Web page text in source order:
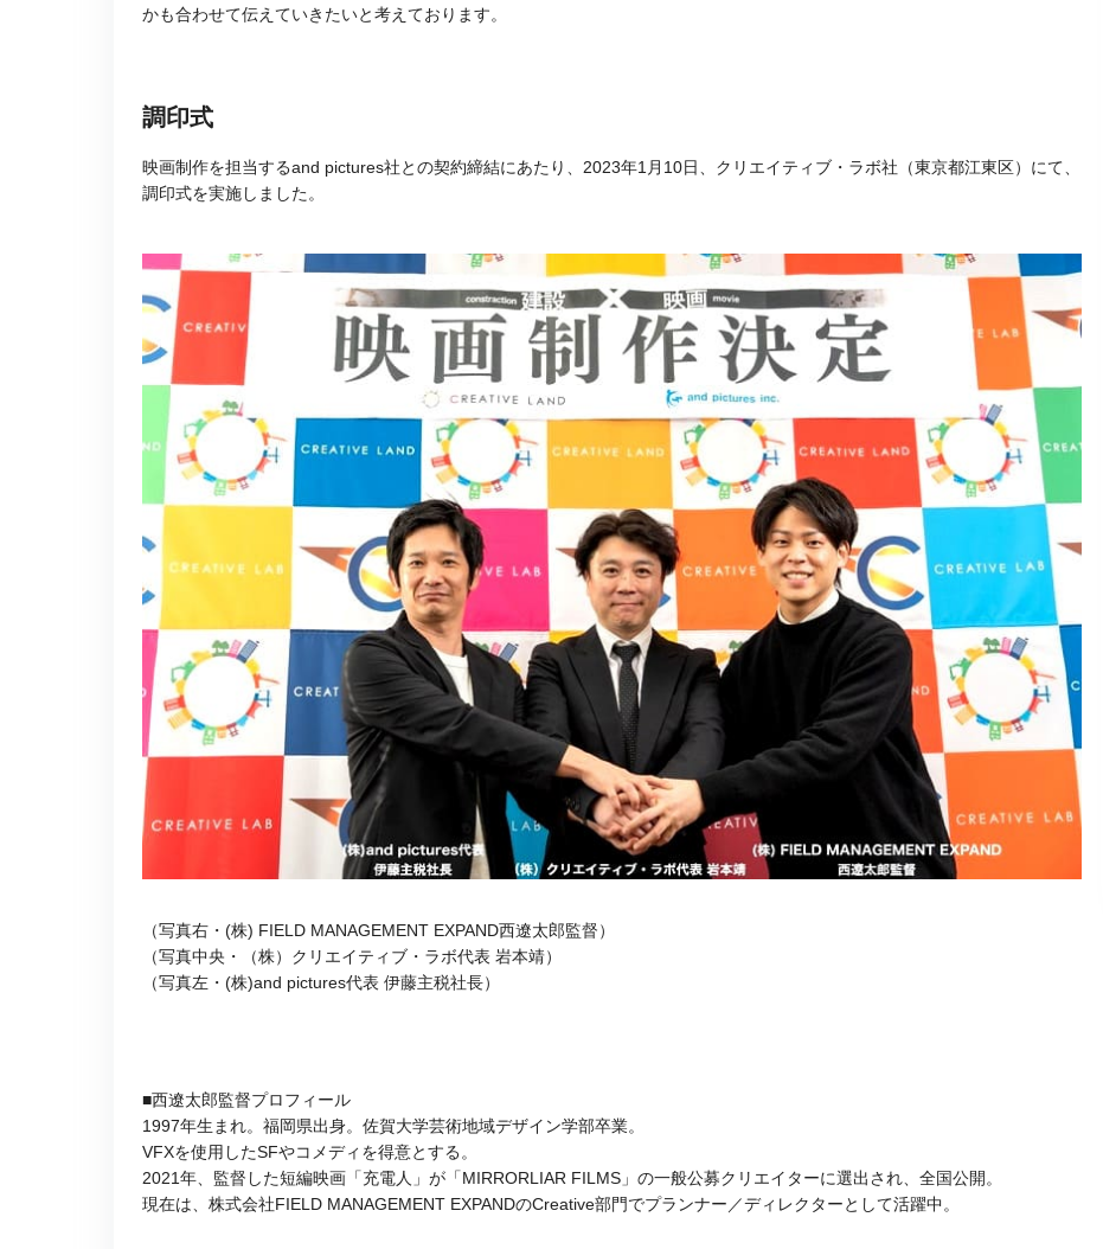
かも合わせて伝えていきたいと考えております。
調印式
映画制作を担当するand pictures社との契約締結にあたり、2023年1月10日、クリエイティブ・ラボ社（東京都江東区）にて、
調印式を実施しました。
（写真右・(株) FIELD MANAGEMENT EXPAND西遼太郎監督）
（写真中央・（株）クリエイティブ・ラボ代表 岩本靖）
（写真左・(株)and pictures代表 伊藤主税社長）
■西遼太郎監督プロフィール
1997年生まれ。福岡県出身。佐賀大学芸術地域デザイン学部卒業。
VFXを使用したSFやコメディを得意とする。
2021年、監督した短編映画「充電人」が「MIRRORLIAR FILMS」の一般公募クリエイターに選出され、全国公開。
現在は、株式会社FIELD MANAGEMENT EXPANDのCreative部門でプランナー／ディレクターとして活躍中。